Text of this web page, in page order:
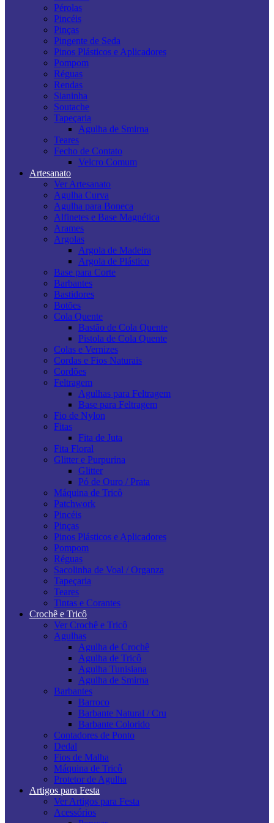
Pérolas
Pincéis
Pinças
Pingente de Seda
Pinos Plásticos e Aplicadores
Pompom
Réguas
Rendas
Sianinha
Soutache
Tapeçaria
Agulha de Smirna
Teares
Fecho de Contato
Velcro Comum
Artesanato
Ver Artesanato
Agulha Curva
Agulha para Boneca
Alfinetes e Base Magnética
Arames
Argolas
Argola de Madeira
Argola de Plástico
Base para Corte
Barbantes
Bastidores
Botões
Cola Quente
Bastão de Cola Quente
Pistola de Cola Quente
Colas e Vernizes
Cordas e Fios Naturais
Cordões
Feltragem
Agulhas para Feltragem
Base para Feltragem
Fio de Nylon
Fitas
Fita de Juta
Fita Floral
Glitter e Purpurina
Glitter
Pó de Ouro / Prata
Máquina de Tricô
Patchwork
Pincéis
Pinças
Pinos Plásticos e Aplicadores
Pompom
Réguas
Sacolinha de Voal / Organza
Tapeçaria
Teares
Tintas e Corantes
Crochê e Tricô
Ver Crochê e Tricô
Agulhas
Agulha de Crochê
Agulha de Tricô
Agulha Tunisiana
Agulha de Smirna
Barbantes
Barroco
Barbante Natural / Cru
Barbante Colorido
Contadores de Ponto
Dedal
Fios de Malha
Máquina de Tricô
Protetor de Agulha
Artigos para Festa
Ver Artigos para Festa
Acessórios